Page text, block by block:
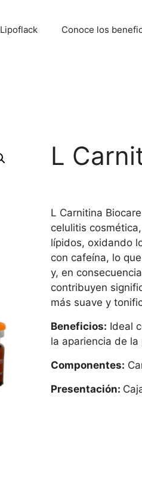
Lipoflack Conoce los
L
L Carnitina
celulitis
lípidos, oxidando
con cafeína, lo
y, en
contribuyen
más suave y
Beneficios: Ideal
la apariencia de
Componentes:
Presentación: